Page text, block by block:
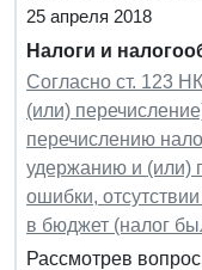
25 апреля 2018
Налоги и
Согласно ст. 123
(или)
перечислению
удержанию и (или)
ошибки,
в бюджет (налог
Рассмотрев